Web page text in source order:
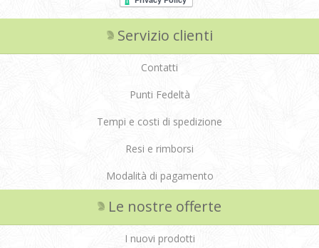
Servizio clienti
Contatti
Punti Fedeltà
Tempi e costi di spedizione
Resi e rimborsi
Modalità di pagamento
Le nostre offerte
I nuovi prodotti